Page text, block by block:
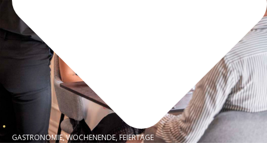
GASTRONOMIE, WOCHENENDE, FEIERTAGE